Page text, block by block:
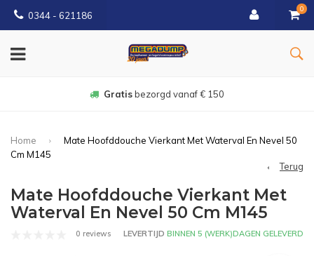
0344 - 621186
0
Gratisbezorgd vanaf € 150
Home
Mate Hoofddouche Vierkant Met Waterval En Nevel 50
Cm M145
Terug
Mate Hoofddouche Vierkant Met
Waterval En Nevel 50 Cm M145
0 reviews LEVERTIJD BINNEN 5 (WERK)DAGEN GELEVERD